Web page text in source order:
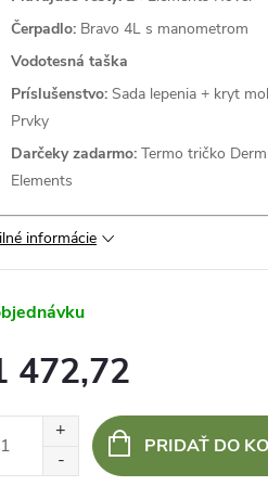
Čerpadlo: Bravo 4L s manometrom
Vodotesná taška
Príslušenstvo: Sada lepenia + kryt
Prvky
Darčeky zadarmo: Termo tričko
Elements
informácie
472,72
PRIDAŤ DO